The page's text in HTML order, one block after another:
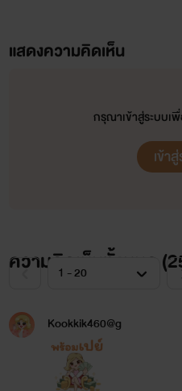
แสดงความคิดเห็น
กรุณาเข้าสู่ระบบเ
เข้า
ความคิดเห็นทั้งหมด (
Kookkik460@g